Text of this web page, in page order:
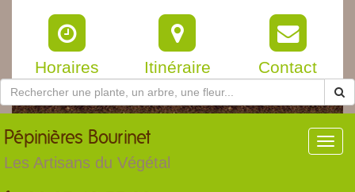
Horaires Itinéraire Contact
Pépinières Bourinet
Les Artisans du Végétal